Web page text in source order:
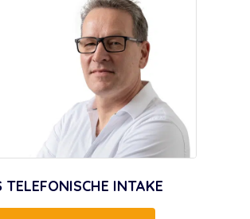
TELEFONISCHE INTAKE